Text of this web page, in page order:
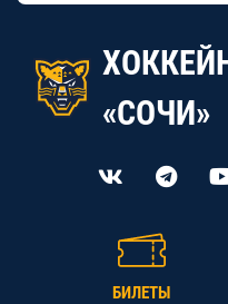
«СОЧИ»
БИЛЕТЫ